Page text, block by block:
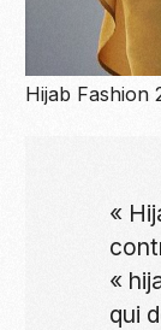
Hijab Fashion
«
«
qui